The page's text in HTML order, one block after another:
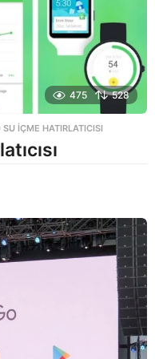
475 528
İÇME HATIRLATICISI